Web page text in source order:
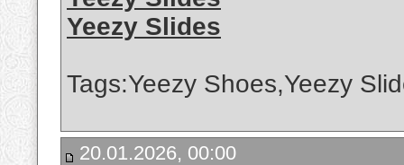
Yeezy Slides
Tags:Yeezy Shoes,Yeezy
20.01.2026, 00:00